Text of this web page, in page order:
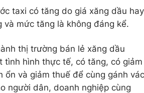
taxi có tăng do giá xăng dầu hay
và mức tăng là không đáng kể.
thị trường bán lẻ xăng dầu
tình hình thực tế, có tăng, có giảm
và giảm thuế để cùng gánh vác
người dân, doanh nghiệp cùng